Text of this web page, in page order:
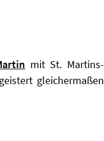
mit St. Martins-
gleichermaßen